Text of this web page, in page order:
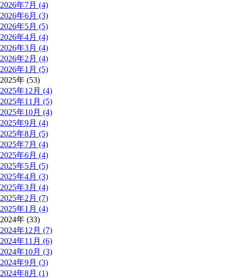
2026年7月 (4)
2026年6月 (3)
2026年5月 (5)
2026年4月 (4)
2026年3月 (4)
2026年2月 (4)
2026年1月 (5)
2025年 (53)
2025年12月 (4)
2025年11月 (5)
2025年10月 (4)
2025年9月 (4)
2025年8月 (5)
2025年7月 (4)
2025年6月 (4)
2025年5月 (5)
2025年4月 (3)
2025年3月 (4)
2025年2月 (7)
2025年1月 (4)
2024年 (33)
2024年12月 (7)
2024年11月 (6)
2024年10月 (3)
2024年9月 (3)
2024年8月 (1)